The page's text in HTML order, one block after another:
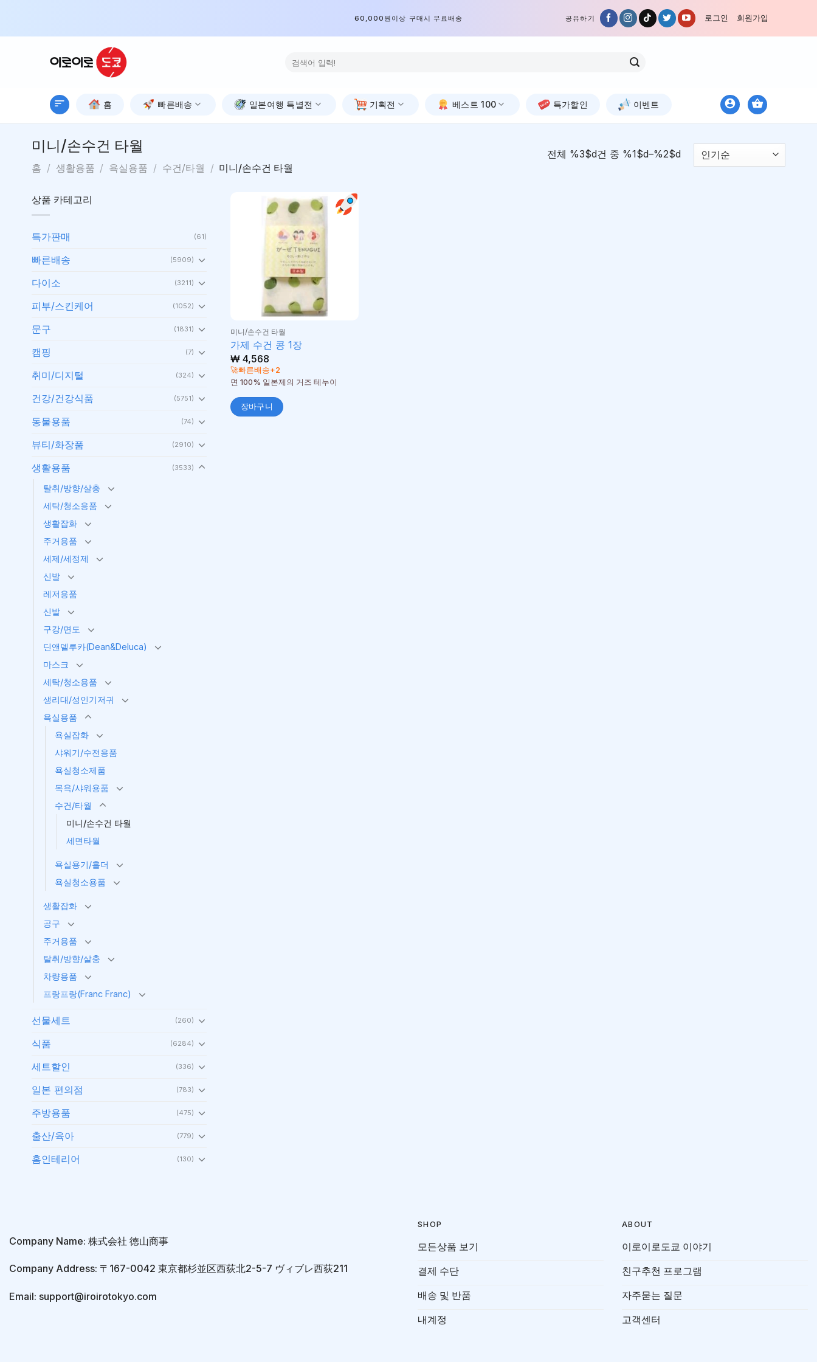
content
60,000원이상 구매시 무료배송 공유하기 로그인 회원가입
색:
홈 빠른배송 일본여행 특별전 기획전 베스트 100 특가할인 이벤트
미니/손수건 타월
홈 / 생활용품 / 욕실용품 / 수건/타월 / 미니/손수건 타월
전체 %3$d건 중 %1$d–%2$d
상품 카테고리
특가판매 (61)
빠른배송 (5909)
다이소 (3211)
피부/스킨케어 (1052)
문구 (1831)
캠핑 (7)
취미/디지털 (324)
건강/건강식품 (5751)
동물용품 (74)
뷰티/화장품 (2910)
생활용품 (3533)
탈취/방향/살충
세탁/청소용품
생활잡화
주거용품
세제/세정제
신발
레저용품
신발
구강/면도
딘앤델루카(Dean&Deluca)
마스크
세탁/청소용품
생리대/성인기저귀
욕실용품
욕실잡화
샤워기/수전용품
욕실청소제품
목욕/샤워용품
수건/타월
미니/손수건 타월
세면타월
욕실용기/홀더
욕실청소용품
생활잡화
공구
주거용품
탈취/방향/살충
차량용품
프랑프랑(Franc Franc)
선물세트 (260)
식품 (6284)
세트할인 (336)
일본 편의점 (783)
주방용품 (475)
출산/육아 (779)
홈인테리어 (130)
미니/손수건 타월
가제 수건 콩 1장
₩ 4,568
🚀빠른배송+2
면 100% 일본제의 거즈 테누이
장바구니
Company Name: 株式会社 徳山商事
Company Address: 〒167-0042 東京都杉並区西荻北2-5-7 ヴィブレ西荻211
Email: support@iroirotokyo.com
SHOP
모든상품 보기
결제 수단
배송 및 반품
내계정
ABOUT
이로이로도쿄 이야기
친구추천 프로그램
자주묻는 질문
고객센터